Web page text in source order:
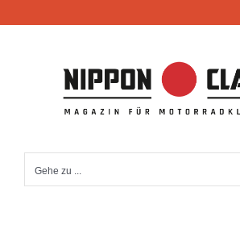
Inhalt
Gehe zu ...